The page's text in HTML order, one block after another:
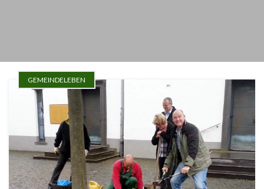
GEMEINDELEBEN